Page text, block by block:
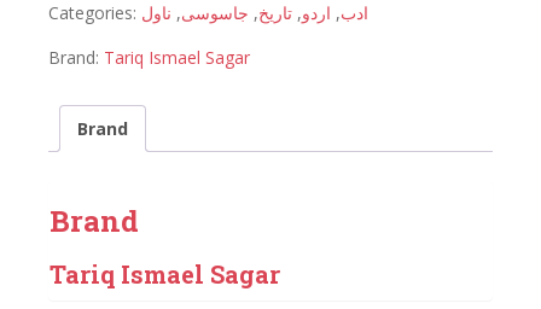
Categories:
ادب, اردو, تاریخ, جاسوسی, ناول
Brand: Tariq Ismael Sagar
Brand
Brand
Tariq Ismael Sagar